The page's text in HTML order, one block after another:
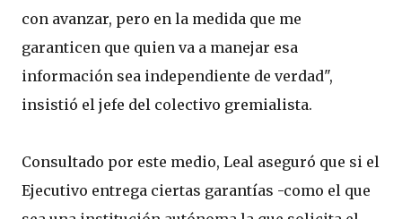
con avanzar, pero en la medida que me
garanticen que quien va a manejar esa
información sea independiente de verdad",
insistió el jefe del colectivo gremialista.
Consultado por este medio, Leal aseguró que si el
Ejecutivo entrega ciertas garantías -como el que